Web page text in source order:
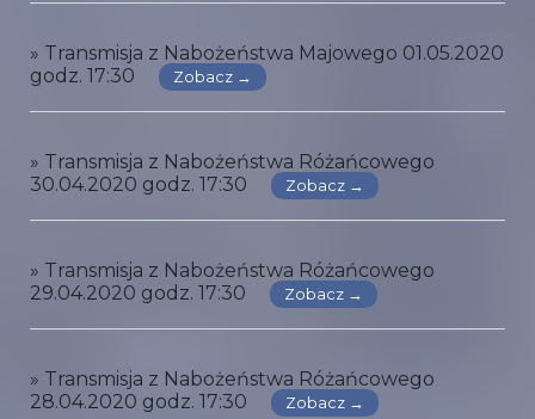
» Transmisja z Nabożeństwa Majowego 01.05.2020
godz. 17:30
Zobacz →
» Transmisja z Nabożeństwa Różańcowego
30.04.2020 godz. 17:30
Zobacz →
» Transmisja z Nabożeństwa Różańcowego
29.04.2020 godz. 17:30
Zobacz →
» Transmisja z Nabożeństwa Różańcowego
28.04.2020 godz. 17:30
Zobacz →